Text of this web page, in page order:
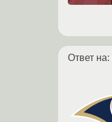
Ответ на: